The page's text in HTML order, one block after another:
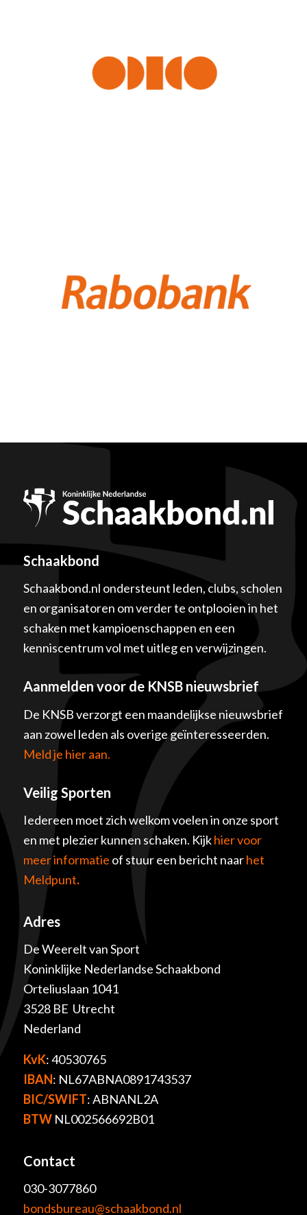
Schaakbond
Schaakbond.nl ondersteunt leden, clubs, scholen
en organisatoren om verder te ontplooien in het
schaken met kampioenschappen en een
kenniscentrum vol met uitleg en verwijzingen.
Aanmelden voor de KNSB nieuwsbrief
De KNSB verzorgt een maandelijkse nieuwsbrief
aan zowel leden als overige geïnteresseerden.
Meld je hier aan.
Veilig Sporten
Iedereen moet zich welkom voelen in onze sport
en met plezier kunnen schaken. Kijkhier voor
meer informatie of stuur een bericht naarhet
Meldpunt.
Adres
De Weerelt van Sport
Koninklijke Nederlandse Schaakbond
Orteliuslaan 1041
3528 BE Utrecht
Nederland
KvK: 40530765
IBAN: NL67ABNA0891743537
BIC/SWIFT: ABNANL2A
BTWNL002566692B01
Contact
030-3077860
bondsbureau@schaakbond.nl